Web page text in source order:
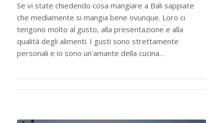
Se vi state chiedendo cosa mangiare a Bali sappiate
che mediamente si mangia bene ovunque. Loro ci
tengono molto al gusto, alla presentazione e alla
qualità degli alimenti. I gusti sono strettamente
personali e io sono un'amante della cucina…